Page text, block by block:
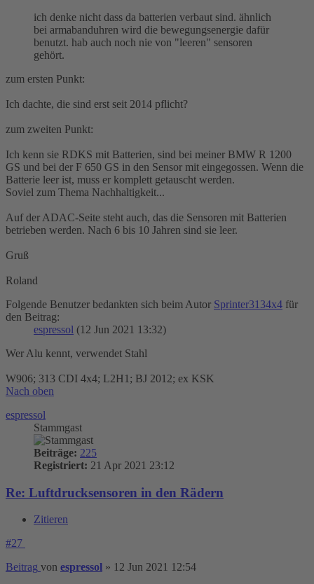
ich denke nicht dass da batterien verbaut sind. ähnlich
bei armabanduhren wird die bewegungsenergie dafür
benutzt. hab auch noch nie von "leeren" sensoren
gehört.
zum ersten Punkt:
Ich dachte, die sind erst seit 2014 pflicht?
zum zweiten Punkt:
Ich kenn sie RDKS mit Batterien, sind bei meiner BMW R 1200
GS und bei der F 650 GS in den Sensor mit eingegossen. Wenn die
Batterie leer ist, muss er komplett getauscht werden.
Soviel zum Thema Nachhaltigkeit...
Auf der ADAC-Seite steht auch, das die Sensoren mit Batterien
betrieben werden. Nach 6 bis 10 Jahren sind sie leer.
Gruß
Roland
Folgende Benutzer bedankten sich beim Autor Sprinter3134x4 für
den Beitrag:
espressol (12 Jun 2021 13:32)
Wer Alu kennt, verwendet Stahl
W906; 313 CDI 4x4; L2H1; BJ 2012; ex KSK
Nach oben
espressol
Stammgast
Beiträge: 225
Registriert: 21 Apr 2021 23:12
Re: Luftdrucksensoren in den Rädern
Zitieren
#27
Beitrag von espressol » 12 Jun 2021 12:54